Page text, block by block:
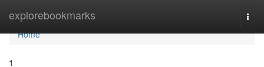
explorebookmarks
Home
Home
1